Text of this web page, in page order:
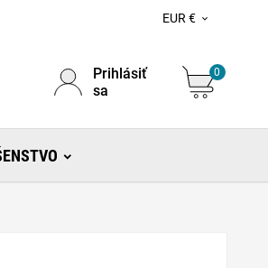
EUR € 
Prihlásiť
sa
0